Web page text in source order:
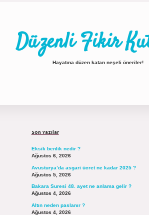
Düzenli Fikir
Hayatına düzen katan neşeli öneriler!
Son Yazılar
Eksik benlik nedir ?
Ağustos 6, 2026
Avusturya’da asgari ücret ne kadar 2025 ?
Ağustos 5, 2026
Bakara Suresi 48. ayet ne anlama gelir ?
Ağustos 4, 2026
Altın neden paslanır ?
Ağustos 4, 2026